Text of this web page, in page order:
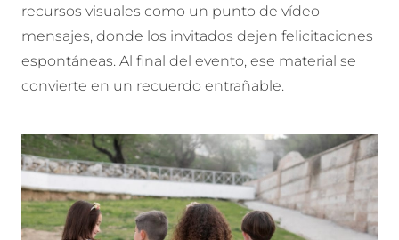
recursos visuales como un punto de vídeo
mensajes, donde los invitados dejen felicitaciones
espontáneas. Al final del evento, ese material se
convierte en un recuerdo entrañable.